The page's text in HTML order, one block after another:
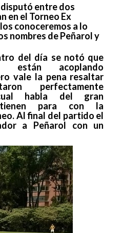
entre dos
en el Torneo Ex
conoceremos a lo
nombres de Peñarol y
del día se notó que
acoplando
vale la pena resaltar
perfectamente
habla del gran
tienen para con la
Al final del partido el
a Peñarol con un